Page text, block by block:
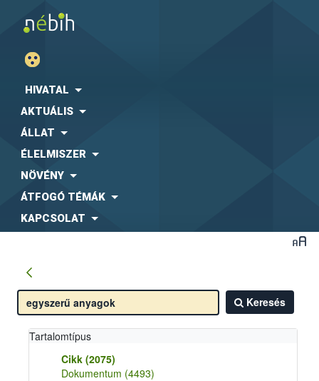
HIVATAL
AKTUÁLIS
ÁLLAT
ÉLELMISZER
NÖVÉNY
ÁTFOGÓ TÉMÁK
KAPCSOLAT
Keresés
Tartalomtípus
Cikk (2075)
Dokumentum (4493)